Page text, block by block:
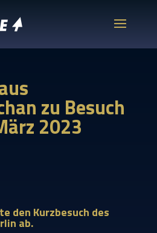
zu Besuch
2023
den Kurzbesuch des
ab.